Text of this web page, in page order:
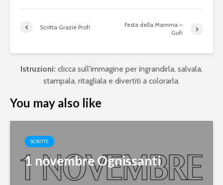
Scritta Grazie Prof!
Festa della Mamma –
Gufi
Istruzioni: clicca sull'immagine per ingrandirla, salvala,
stampala, ritagliala e divertiti a colorarla.
You may also like
SCRITTE
1 novembre Ognissanti